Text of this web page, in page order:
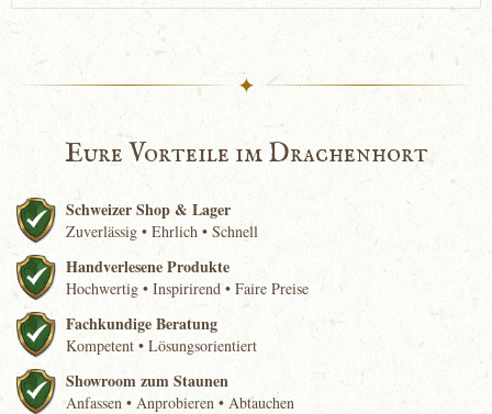
✦
Eure Vorteile im Drachenhort
Schweizer Shop & Lager
Zuverlässig • Ehrlich • Schnell
Handverlesene Produkte
Hochwertig • Inspirirend • Faire Preise
Fachkundige Beratung
Kompetent • Lösungsorientiert
Showroom zum Staunen
Anfassen • Anprobieren • Abtauchen